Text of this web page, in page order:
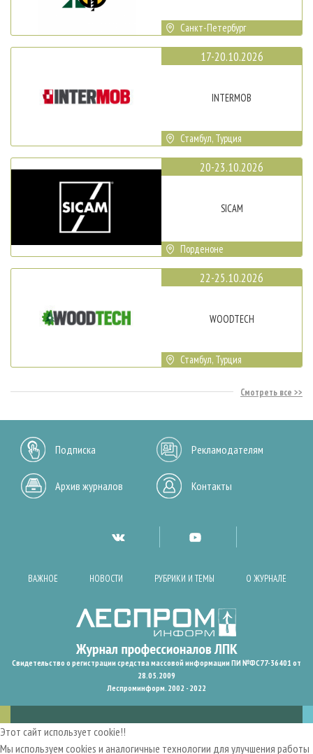
Санкт-Петербург
17-20.10.2026
INTERMOB
Стамбул, Турция
20-23.10.2026
SICAM
Порденоне
22-25.10.2026
WOODTECH
Стамбул, Турция
Смотреть все
Подписка Рекламодателям
Архив журналов Контакты
ВАЖНОЕ НОВОСТИ РУБРИКИ И ТЕМЫ О ЖУРНАЛЕ
Свидетельство о регистрации средства массовой информации ПИ №ФС77-36401 от
28.05.2009
Леспроминформ. 2002 - 2022
Этот сайт использует cookie!!
Мы используем cookies и аналогичные технологии для улучшения работы